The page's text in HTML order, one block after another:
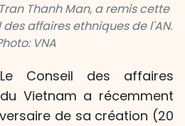
Thanh Man, a remis cette
affaires ethniques de l'AN.
VNA
Conseil des affaires
Vietnam a récemment
de sa création (20